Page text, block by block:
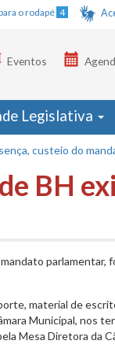
o rodapé 4
Eventos
Legislativa
custeio do
BH
parlamentar,
material de
Municipal, nos
Mesa Diretora da